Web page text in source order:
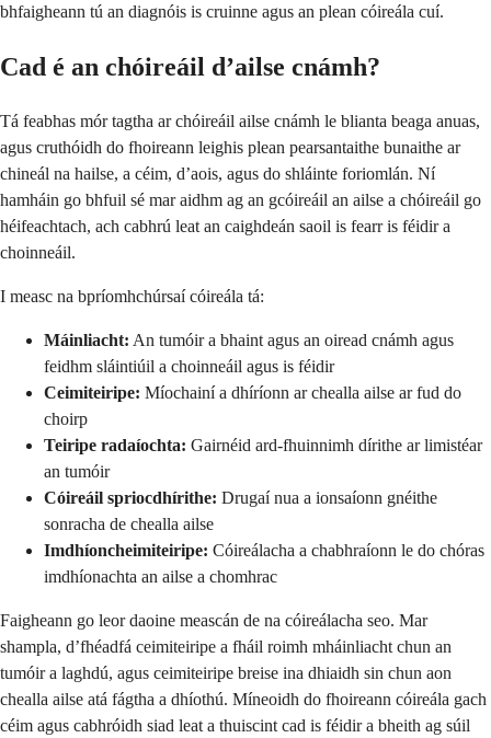
bhfaigheann tú an diagnóis is cruinne agus an plean cóireála cuí.
Cad é an chóireáil d’ailse cnámh?
Tá feabhas mór tagtha ar chóireáil ailse cnámh le blianta beaga anuas,
agus cruthóidh do fhoireann leighis plean pearsantaithe bunaithe ar
chineál na hailse, a céim, d’aois, agus do shláinte foriomlán. Ní
hamháin go bhfuil sé mar aidhm ag an gcóireáil an ailse a chóireáil go
héifeachtach, ach cabhrú leat an caighdeán saoil is fearr is féidir a
choinneáil.
I measc na bpríomhchúrsaí cóireála tá:
Máinliacht: An tumóir a bhaint agus an oiread cnámh agus
feidhm sláintiúil a choinneáil agus is féidir
Ceimiteiripe: Míochainí a dhíríonn ar chealla ailse ar fud do
choirp
Teiripe radaíochta: Gairnéid ard-fhuinnimh dírithe ar limistéar
an tumóir
Cóireáil spriocdhírithe: Drugaí nua a ionsaíonn gnéithe
sonracha de chealla ailse
Imdhíoncheimiteiripe: Cóireálacha a chabhraíonn le do chóras
imdhíonachta an ailse a chomhrac
Faigheann go leor daoine meascán de na cóireálacha seo. Mar
shampla, d’fhéadfá ceimiteiripe a fháil roimh mháinliacht chun an
tumóir a laghdú, agus ceimiteiripe breise ina dhiaidh sin chun aon
chealla ailse atá fágtha a dhíothú. Míneoidh do fhoireann cóireála gach
céim agus cabhróidh siad leat a thuiscint cad is féidir a bheith ag súil